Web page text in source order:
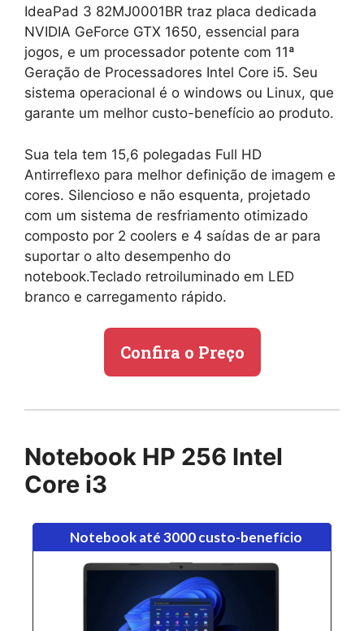
IdeaPad 3 82MJ0001BR traz placa dedicada
NVIDIA GeForce GTX 1650, essencial para
jogos, e um processador potente com 11ª
Geração de Processadores Intel Core i5. Seu
sistema operacional é o windows ou Linux, que
garante um melhor custo-benefício ao produto.
Sua tela tem 15,6 polegadas Full HD
Antirreflexo para melhor definição de imagem e
cores. Silencioso e não esquenta, projetado
com um sistema de resfriamento otimizado
composto por 2 coolers e 4 saídas de ar para
suportar o alto desempenho do
notebook.Teclado retroiluminado em LED
branco e carregamento rápido.
Confira o Preço
Notebook HP 256 Intel
Core i3
Notebook até 3000 custo-benefício